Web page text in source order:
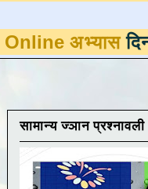
दिनांक 31
सामान्य ज्ञान प्रश्नावली